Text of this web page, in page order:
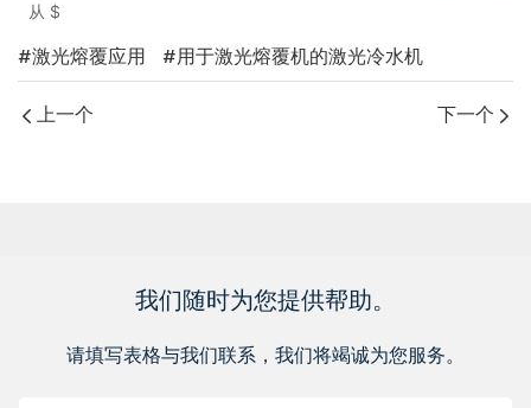
从 $
#激光熔覆应用 #用于激光熔覆机的激光冷水机
上一个
下一个
我们随时为您提供帮助。
请填写表格与我们联系，我们将竭诚为您服务。